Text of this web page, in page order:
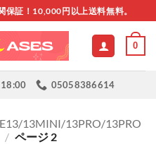
証！10,000円以上送料無料。
0
05058386614
13MINI/13PRO/13PRO
/ ページ 2